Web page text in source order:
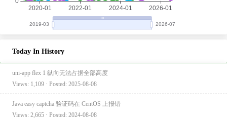
Today In History
uni-app flex 1 纵向无法占据全部高度
Views: 1,109 · Posted: 2025-08-08
Java easy captcha 验证码在 CentOS 上报错
Views: 2,665 · Posted: 2024-08-08